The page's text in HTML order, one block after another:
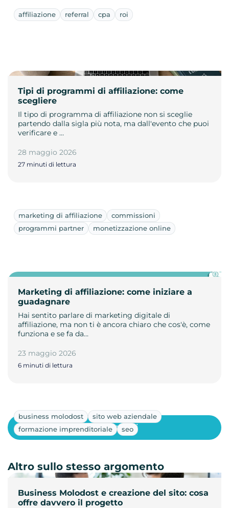
affiliazione referral cpa roi
Tipi di programmi di affiliazione: come
scegliere
Il tipo di programma di affiliazione non si sceglie
partendo dalla sigla più nota, ma dall'evento che puoi
verificare e …
28 maggio 2026
27 minuti di lettura
marketing di affiliazione
commissioni
programmi partner
monetizzazione online
Marketing di affiliazione: come iniziare a
guadagnare
Hai sentito parlare di marketing digitale di
affiliazione, ma non ti è ancora chiaro che cos'è, come
funziona e se fa da…
23 maggio 2026
6 minuti di lettura
business molodost
sito web aziendale
formazione imprenditoriale
seo
Business Molodost e creazione del sito: cosa
offre davvero il progetto
Mostra altri
Altro sullo stesso argomento